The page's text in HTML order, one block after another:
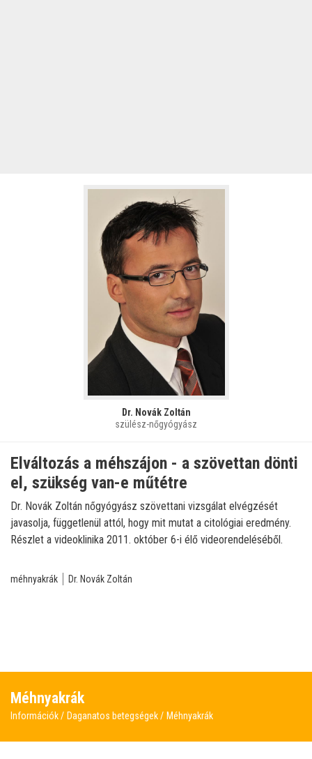
Dr. Novák Zoltán
szülész-nőgyógyász
Elváltozás a méhszájon - a szövettan dönti
el, szükség van-e műtétre
Dr. Novák Zoltán nőgyógyász szövettani vizsgálat elvégzését
javasolja, függetlenül attól, hogy mit mutat a citológiai eredmény.
Részlet a videoklinika 2011. október 6-i élő videorendeléséből.
méhnyakrák Dr. Novák Zoltán
Méhnyakrák
Információk Daganatos betegségek Méhnyakrák